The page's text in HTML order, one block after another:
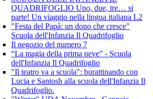
QUADRIFOGLIO Uno, due, tre… si
parte! Un viaggio nella lingua italiana L2
"Festa del Papà: un dono che cresce"
Scuola dell'Infanzia Il Quadrifoglio
Il negozio del numero 7
“La magia della prima neve” - Scuola
dell'Infanzia Il Quadrifoglio
"Il teatro va a scuola": burattinando con
Lucia e Santosh alla scuola dell'Infanzia Il
Quadrifoglio.